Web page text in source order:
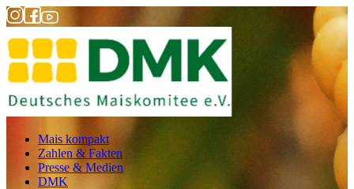
Mais kompakt
Zahlen & Fakten
Presse & Medien
DMK